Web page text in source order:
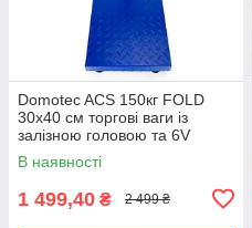
Domotec ACS 150кг FOLD
30x40 см торгові ваги із
залізною головою та 6V
живленням
В наявності
1 499,40 ₴ 2 499 ₴